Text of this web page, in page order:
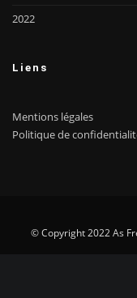
2022
Liens
Mentions légales
Politique de
© Copyright 2022 As